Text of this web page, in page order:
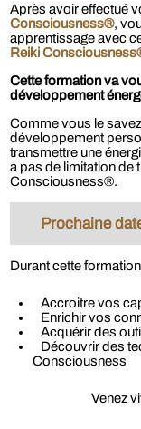
Après avoir effectué
Consciousness®,
apprentissage avec
Reiki
Cette formation va
développement
Comme vous le
développement
transmettre une
a pas de limitation de
Consciousness®.
Prochaine
Durant cette
Accroitre vos
Enrichir vos
Acquérir des
Découvrir des techniques complémentaires au soin Reiki
Consciousness
Venez